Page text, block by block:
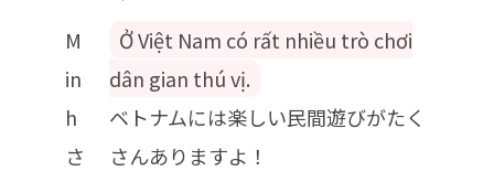
M
in
h
さ
Ở Việt Nam có rất nhiều trò chơi
dân gian thú vị.
ベトナムには楽しい民間遊びがたく
さんありますよ！